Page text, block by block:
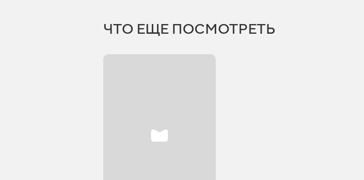
ЧТО ЕЩЕ ПОСМОТРЕТЬ